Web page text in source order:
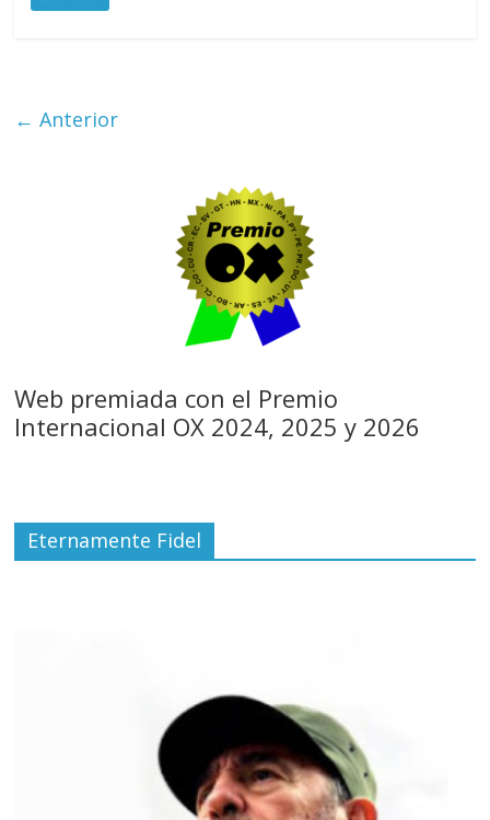
← Anterior
Web premiada con el Premio
Internacional OX 2024, 2025 y 2026
Eternamente Fidel